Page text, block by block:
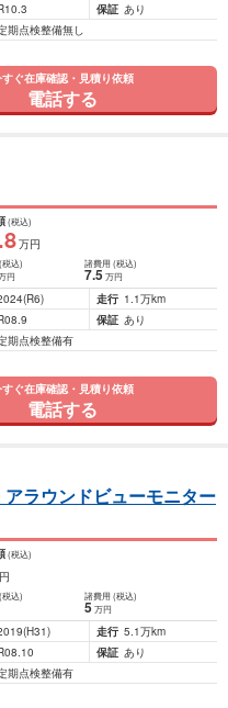
保証 あり
期点検整備無し
ぐ在庫確認・見積り依頼
電話する
(税込)
.8万円
(税込)
円
諸費用 (税込)
7.5 万円
(R6) 走行 1.1万km
保証 あり
期点検整備有
ぐ在庫確認・見積り依頼
電話する
ラウンドビューモニター
(税込)
(税込) 諸費用 (税込)
5 万円
(H31) 走行 5.1万km
保証 あり
期点検整備有